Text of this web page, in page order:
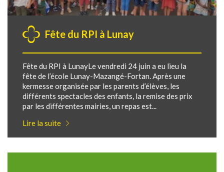
Fête du RPI à Lunay
Fête du RPI à LunayLe vendredi 24 juin a eu lieu la
fête de l’école Lunay-Mazangé-Fortan. Après une
kermesse organisée par les parents d’élèves, les
différents spectacles des enfants, la remise des prix
par les différentes mairies, un repas est...
Lire la suite